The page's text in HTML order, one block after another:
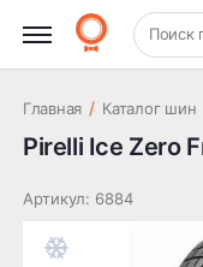
+7 (831) 261-35-35
Поиск
Главная / Каталог шин
Pirelli Ice Zero
Артикул: 6884